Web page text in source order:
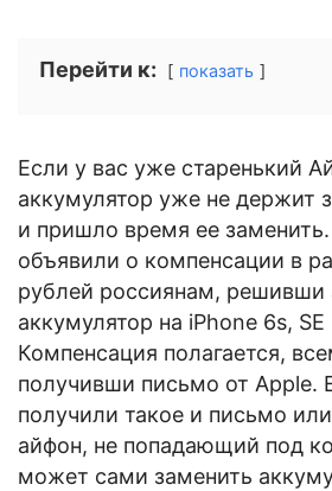
Перейти к: показать
Если у вас уже старенький
аккумулятор уже не держит
и пришло время ее
объявили о компенсации в
рублей россиянам, решивши
аккумулятор на iPhone 6s, SE
Компенсация полагается,
получивши письмо от Apple.
получили такое и письмо
айфон, не попадающий под
может сами заменить